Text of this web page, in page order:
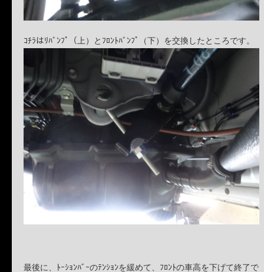
ｺﾁﾗはﾘﾊﾞﾝﾌﾟ（上）とﾌﾛﾝﾄﾊﾞﾝﾌﾟ（下）を交換したところです。
最後に、ﾄｰｼｮﾝﾊﾞｰのﾃﾝｼｮﾝを緩めて、ﾌﾛﾝﾄの車高を下げて終了で